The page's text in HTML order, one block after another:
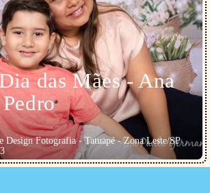
das Mães - Ana
Design Fotografia - Tatuapé - Zona Leste/SP